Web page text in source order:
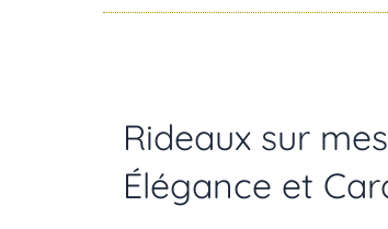
Rideaux sur
Élégance et